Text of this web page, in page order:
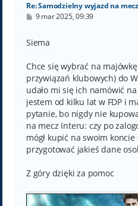
Re: Samodzielny wyjazd na
P
t
9 mar 2025, 09:39
Siema
Chce się wybrać na
przywiązań klubowych) do
udało mi się ich namówić
jestem od kilku lat w FDP i
pytanie, bo nigdy nie
na mecz Interu: czy po
mógł kupić na swoim
przygotować jakieś dane
Z góry dzięki za pomoc